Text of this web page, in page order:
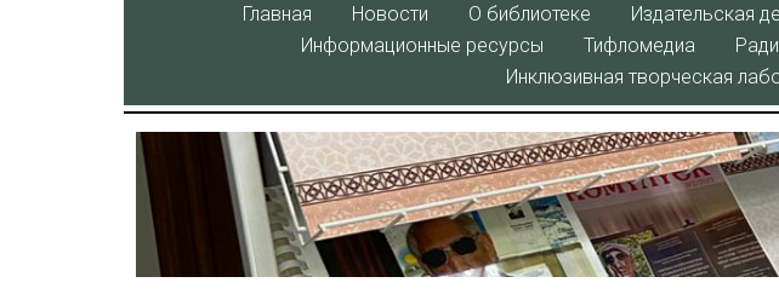
Главная Новости О библиотеке Издательская
Информационные ресурсы
Тифломедиа
Инклюзивная творческая